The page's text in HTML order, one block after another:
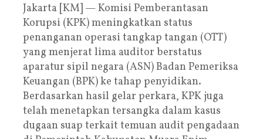
Jakarta [KM] — Komisi Pemberantasan
Korupsi (KPK) meningkatkan status
penanganan operasi tangkap tangan (OTT)
yang menjerat lima auditor berstatus
aparatur sipil negara (ASN) Badan Pemeriksa
Keuangan (BPK) ke tahap penyidikan.
Berdasarkan hasil gelar perkara, KPK juga
telah menetapkan tersangka dalam kasus
dugaan suap terkait temuan audit pengadaan